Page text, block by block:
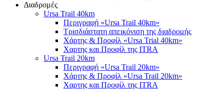
Διαδρομές
Ursa Trail 40km
Περιγραφή «Ursa Trail 40km»
Τρισδιάστατη απεικόνιση της διαδρομής
Χάρτης & Προφίλ «Ursa Trial 40km»
Χαρτης και Προφίλ της ITRA
Ursa Trail 20km
Περιγραφή «Ursa Trail 20km»
Χάρτης & Προφίλ «Ursa Trail 20km»
Χαρτης και Προφίλ της ITRA